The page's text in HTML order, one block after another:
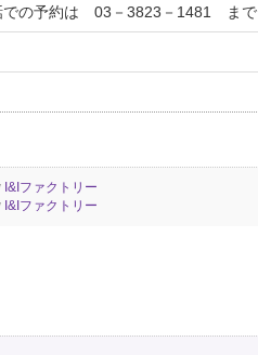
での予約は 03－3823－1481 まで
I&Iファクトリー
I&Iファクトリー